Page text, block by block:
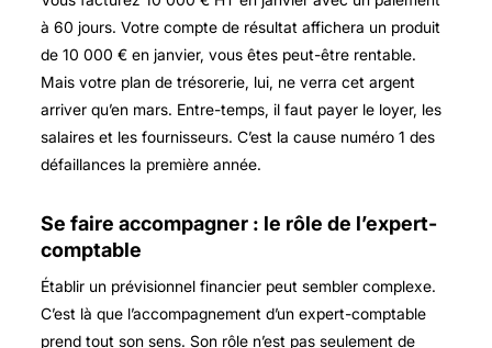
à 60 jours. Votre compte de résultat affichera un produit
de 10 000 € en janvier, vous êtes peut-être rentable.
Mais votre plan de trésorerie, lui, ne verra cet argent
arriver qu’en mars. Entre-temps, il faut payer le loyer, les
salaires et les fournisseurs. C’est la cause numéro 1 des
défaillances la première année.
Se faire accompagner : le rôle de l’expert-
comptable
Établir un prévisionnel financier peut sembler complexe.
C’est là que l’accompagnement d’un expert-comptable
prend tout son sens. Son rôle n’est pas seulement de